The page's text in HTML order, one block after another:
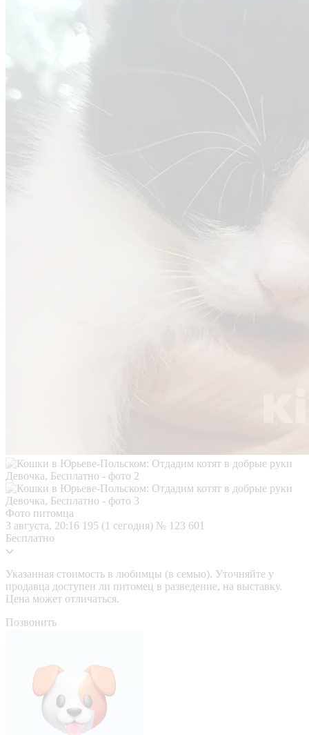
Фото питомца
3 августа, 20:16 195 (1 сегодня) № 123 601
Бесплатно
Указанная стоимость в любимцы (в семью). Уточняйте у
продавца доступен ли питомец в разведение, на выставку.
Цена может отличаться.
Позвонить